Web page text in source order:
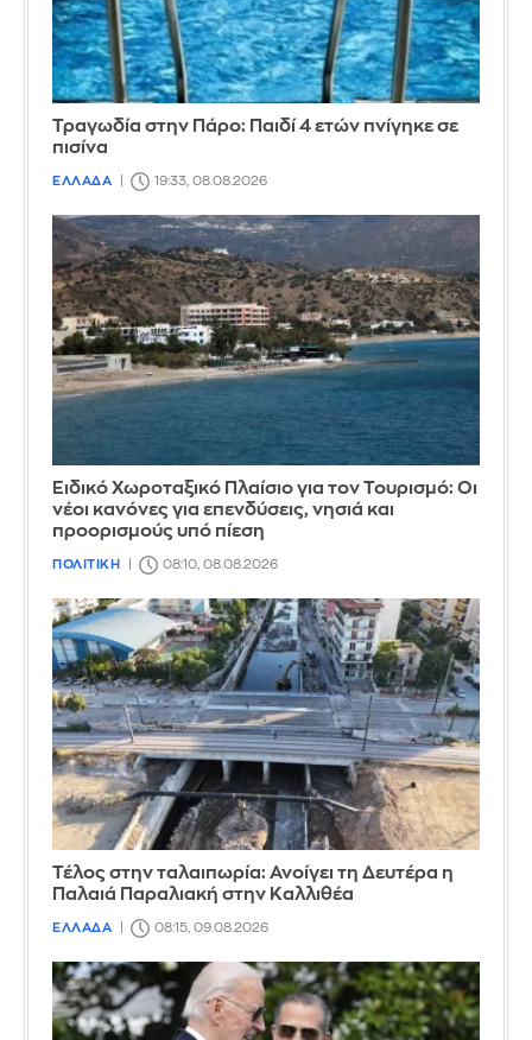
Τραγωδία στην Πάρο: Παιδί 4 ετών πνίγηκε σε
πισίνα
ΕΛΛΑΔΑ 19:33, 08.08.2026
Ειδικό Χωροταξικό Πλαίσιο για τον Τουρισμό: Οι
νέοι κανόνες για επενδύσεις, νησιά και
προορισμούς υπό πίεση
ΠΟΛΙΤΙΚΗ 08:10, 08.08.2026
Τέλος στην ταλαιπωρία: Ανοίγει τη Δευτέρα η
Παλαιά Παραλιακή στην Καλλιθέα
ΕΛΛΑΔΑ 08:15, 09.08.2026